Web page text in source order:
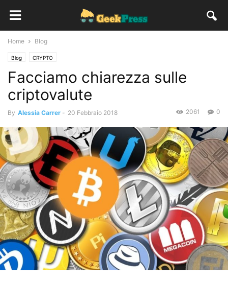
Home Blog
Blog CRYPTO
Facciamo chiarezza sulle
criptovalute
By Alessia Carrer - 20 Febbraio 2018 0
2061